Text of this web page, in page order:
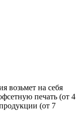
возьмет на себя
печать (от 4
(от 7